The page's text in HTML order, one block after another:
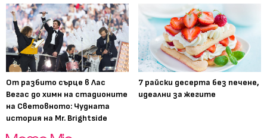
От разбито сърце в Лас
Вегас до химн на стадионите
на Световното: Чудната
история на Mr. Brightside
7 райски десерта без печене,
идеални за жегите